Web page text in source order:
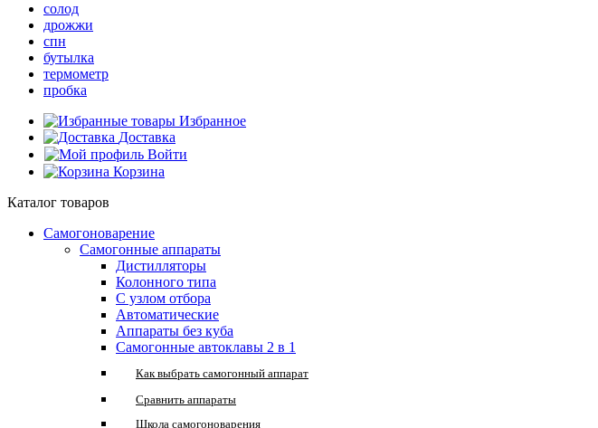
солод
дрожжи
спн
бутылка
термометр
пробка
Избранное
Доставка
Войти
Корзина
Каталог товаров
Самогоноварение
Самогонные аппараты
Дистилляторы
Колонного типа
С узлом отбора
Автоматические
Аппараты без куба
Самогонные автоклавы 2 в 1
Как выбрать самогонный аппарат
Сравнить аппараты
Школа самогоноварения